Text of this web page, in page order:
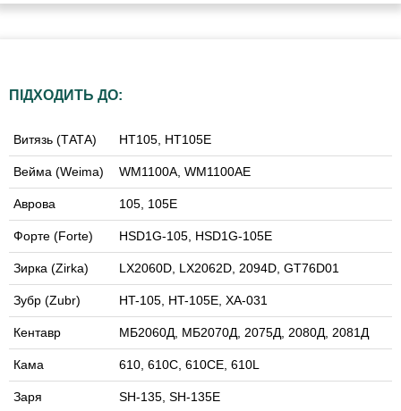
ПІДХОДИТЬ ДО:
Витязь (ТАТА) HT105, HT105E
Вейма (Weima) WM1100А, WM1100АE
Аврова 105, 105E
Форте (Forte) HSD1G-105, HSD1G-105E
Зирка (Zirka) LX2060D, LX2062D, 2094D, GT76D01
Зубр (Zubr) HT-105, HT-105E, XA-031
Кентавр МБ2060Д, МБ2070Д, 2075Д, 2080Д, 2081Д
Кама 610, 610С, 610CE, 610L
Заря SH-135, SH-135E